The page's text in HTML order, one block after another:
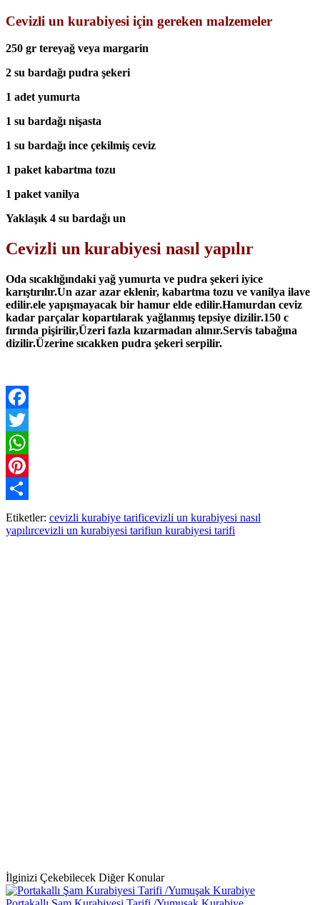
Cevizli un kurabiyesi için gereken malzemeler
250 gr tereyağ veya margarin
2 su bardağı pudra şekeri
1 adet yumurta
1 su bardağı nişasta
1 su bardağı ince çekilmiş ceviz
1 paket kabartma tozu
1 paket vanilya
Yaklaşık 4 su bardağı un
Cevizli un kurabiyesi nasıl yapılır
Oda sıcaklığındaki yağ yumurta ve pudra şekeri iyice
karıştırılır.Un azar azar eklenir, kabartma tozu ve vanilya ilave
edilir.ele yapışmayacak bir hamur elde edilir.Hamurdan ceviz
kadar parçalar kopartılarak yağlanmış tepsiye dizilir.150 c
fırında pişirilir,Üzeri fazla kızarmadan alınır.Servis tabağına
dizilir.Üzerine sıcakken pudra şekeri serpilir.
Facebook
Twitter
WhatsApp
Pinterest
Paylaş
Etiketler: cevizli kurabiye tarificevizli un kurabiyesi nasıl
yapılırcevizli un kurabiyesi tarifiun kurabiyesi tarifi
İlginizi Çekebilecek Diğer Konular